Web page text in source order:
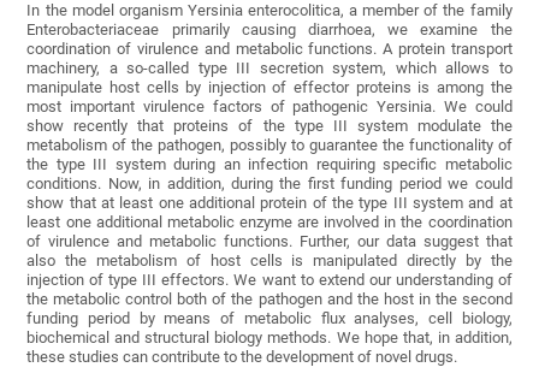
In the model organism Yersinia enterocolitica, a member of the family
Enterobacteriaceae primarily causing diarrhoea, we examine the
coordination of virulence and metabolic functions. A protein transport
machinery, a so-called type III secretion system, which allows to
manipulate host cells by injection of effector proteins is among the
most important virulence factors of pathogenic Yersinia. We could
show recently that proteins of the type III system modulate the
metabolism of the pathogen, possibly to guarantee the functionality of
the type III system during an infection requiring specific metabolic
conditions. Now, in addition, during the first funding period we could
show that at least one additional protein of the type III system and at
least one additional metabolic enzyme are involved in the coordination
of virulence and metabolic functions. Further, our data suggest that
also the metabolism of host cells is manipulated directly by the
injection of type III effectors. We want to extend our understanding of
the metabolic control both of the pathogen and the host in the second
funding period by means of metabolic flux analyses, cell biology,
biochemical and structural biology methods. We hope that, in addition,
these studies can contribute to the development of novel drugs.